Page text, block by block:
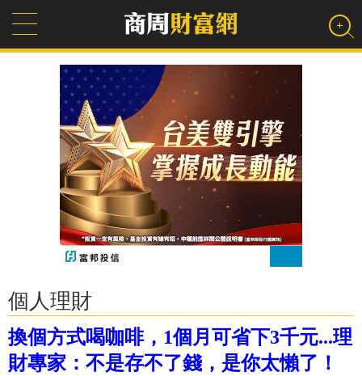
個人理財
換個方式喝咖啡，1個月可省下3千元...理
財專家：不是存不了錢，是你太懶了！